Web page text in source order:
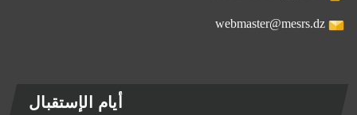
webmaster@mesrs.dz
أيام الإستقبال